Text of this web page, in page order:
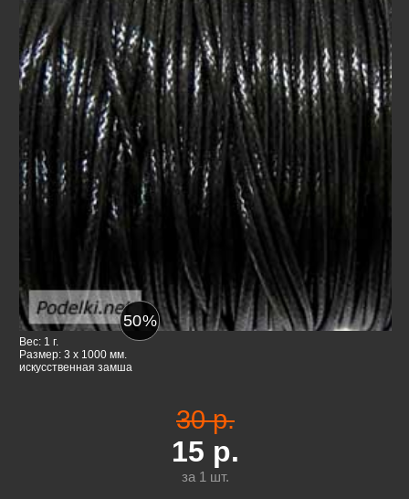
50%
Вес: 1 г.
Размер: 3 x 1000 мм.
искусственная замша
30 р.
15 р.
за 1 шт.